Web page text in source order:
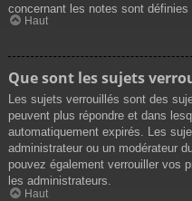
concernant les notes sont définies
Haut
Que sont les sujets
Les sujets verrouillés sont des
peuvent plus répondre et dans
automatiquement expirés. Les
administrateur ou un modérateur
pouvez également verrouiller vos
les administrateurs.
Haut